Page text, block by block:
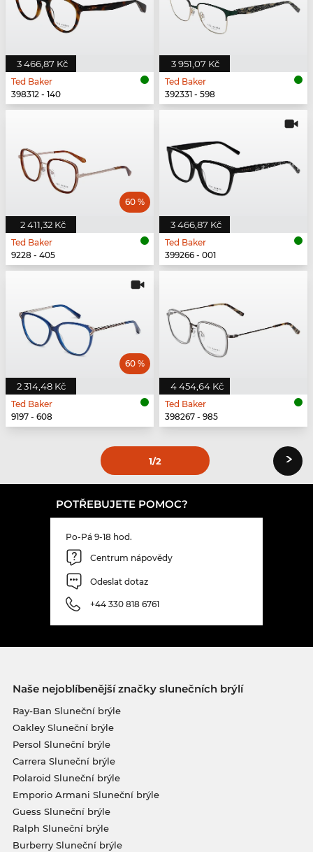
3 466,87 Kč
Ted Baker
398312 - 140
3 951,07 Kč
Ted Baker
392331 - 598
2 411,32 Kč
60 %
Ted Baker
9228 - 405
3 466,87 Kč
Ted Baker
399266 - 001
2 314,48 Kč
60 %
Ted Baker
9197 - 608
4 454,64 Kč
Ted Baker
398267 - 985
1/2 ›
POTŘEBUJETE POMOC?
Po-Pá 9-18 hod.
Centrum nápovědy
Odeslat dotaz
+44 330 818 6761
Naše nejoblíbenější značky slunečních brýlí
Ray-Ban Sluneční brýle
Oakley Sluneční brýle
Persol Sluneční brýle
Carrera Sluneční brýle
Polaroid Sluneční brýle
Emporio Armani Sluneční brýle
Guess Sluneční brýle
Ralph Sluneční brýle
Burberry Sluneční brýle